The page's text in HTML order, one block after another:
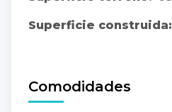
Superficie construida:
Comodidades